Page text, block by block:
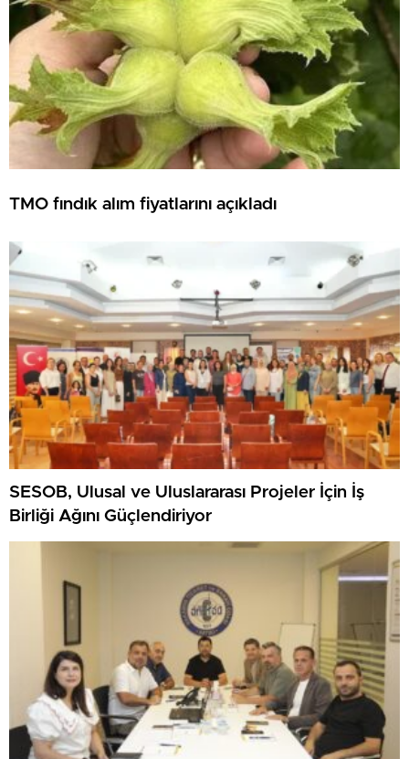
TMO fındık alım fiyatlarını açıkladı
SESOB, Ulusal ve Uluslararası Projeler İçin İş
Birliği Ağını Güçlendiriyor